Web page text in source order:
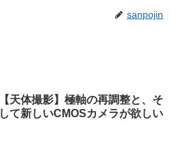
sanpojin
【天体撮影】極軸の再調整と、そ
して新しいCMOSカメラが欲しい